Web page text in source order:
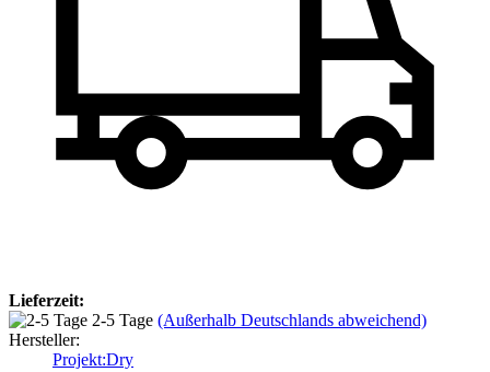
Lieferzeit:
2-5 Tage (Außerhalb Deutschlands abweichend)
Hersteller:
Projekt:Dry